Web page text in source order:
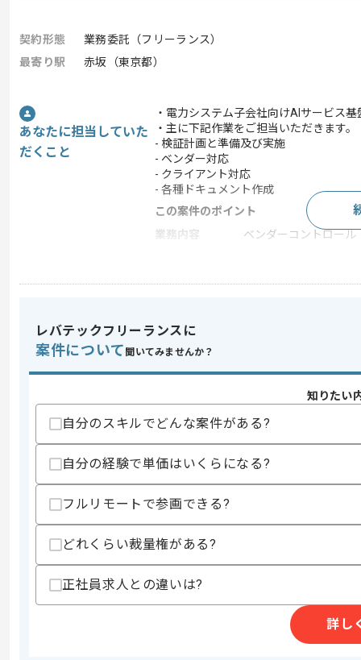
契約形態
業務委託（フリーランス）
最寄り駅
赤坂（東京都）
あなたに担当していた
だくこと
・電力システム子会社向けAIサービス
・主に下記作業をご担当いただきます。
- 検証計画と準備及び実施
- ベンダー対応
- クライアント対応
- 各種ドキュメント作成
この案件のポイント
業務内容
ベンダーコントロール
スキル
・プロジェクト管理経験(進捗やタスク
・RAGアプリ製造経験
・AI基盤構築経験
スキルに不安がある方へ
上記に似た経験やスキルをお持ちであれば申
その他募集要項
商談回数
1回
2025/11/03
レバテックフリーランスに
案件について 聞いてみませんか？
知りたい
自分のスキルでどんな案件がある?
自分の経験で単価はいくらになる?
フルリモートで参画できる?
どれくらい裁量権がある?
正社員求人との違いは?
詳し